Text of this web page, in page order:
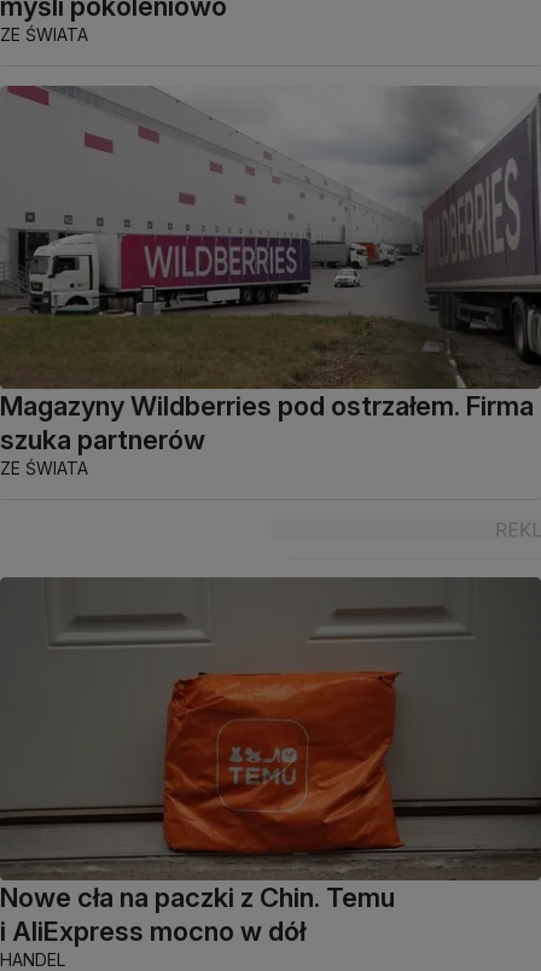
ZE ŚWIATA
Magazyny Wildberries pod ostrzałem. Firma
szuka partnerów
ZE ŚWIATA
Nowe cła na paczki z Chin. Temu
i AliExpress mocno w dół
HANDEL